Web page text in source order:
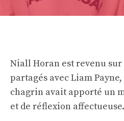
Niall Horan est revenu
partagés avec Liam
chagrin avait apporté un
et de réflexion affectueuse.